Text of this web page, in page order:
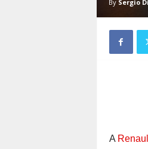
By Sergio
A